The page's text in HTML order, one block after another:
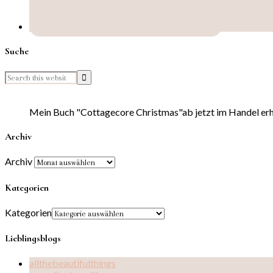
Suche
Mein Buch "Cottagecore Christmas"ab jetzt im Handel
Archiv
Archiv
Kategorien
Kategorien
Lieblingsblogs
allthebeautifulthings